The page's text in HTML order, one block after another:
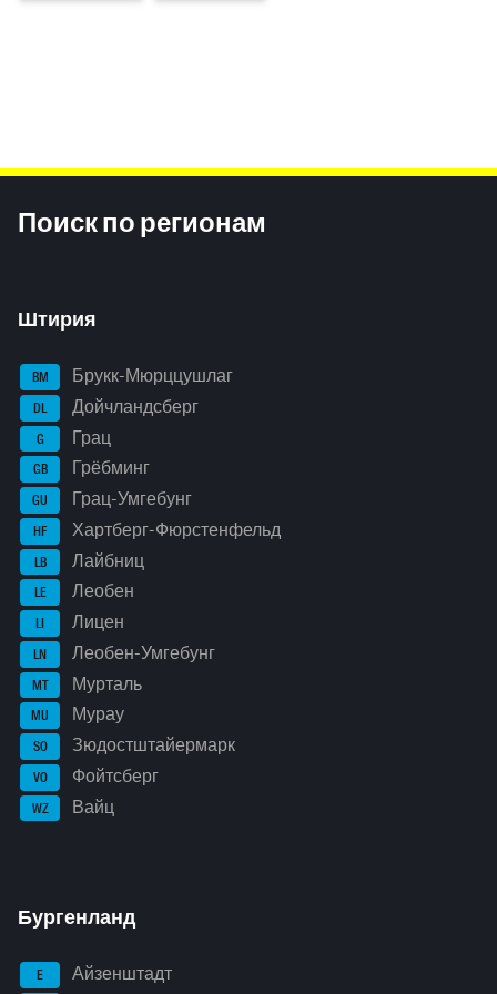
Поиск по регионам
Штирия
BM Брукк-Мюрццушлаг
DL Дойчландсберг
G Грац
GB Грёбминг
GU Грац-Умгебунг
HF Хартберг-Фюрстенфельд
LB Лайбниц
LE Леобен
LI Лицен
LN Леобен-Умгебунг
MT Мурталь
MU Мурау
SO Зюдостштайермарк
VO Фойтсберг
WZ Вайц
Бургенланд
E
Айзенштадт